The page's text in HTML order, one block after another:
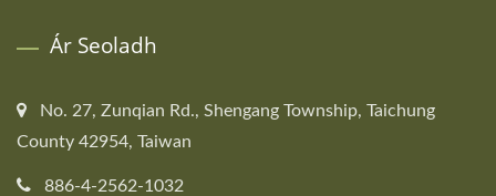
Ár Seoladh
No. 27, Zunqian Rd., Shengang Township, Taichung
County 42954, Taiwan
886-4-2562-1032